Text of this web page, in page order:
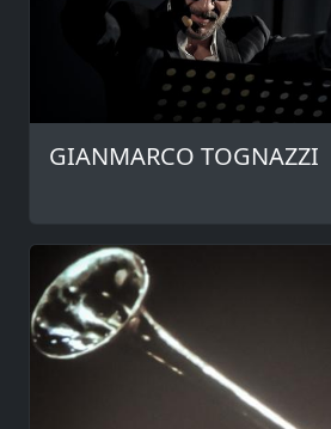
GIANMARCO TOGNAZZI